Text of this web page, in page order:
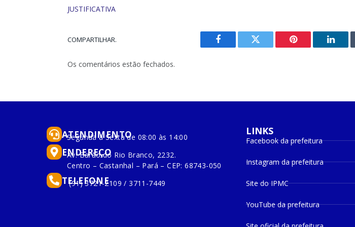
JUSTIFICATIVA
COMPARTILHAR.
Facebook Twitter Pinterest
O
Os comentários estão fechados.
ATENDIMENTO
Segunda à Sexta de 08:00 às 14:00
ENDEREÇO
Av. Barão do Rio Branco, 2232.
Centro – Castanhal – Pará – CEP: 68743-050
TELEFONE
(91) 3721-2109 / 3711-7449
LINKS
Facebook da prefeitura
Instagram da prefeitura
Site do IPMC
YouTube da prefeitura